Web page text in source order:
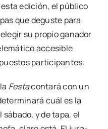
edi­ción, el públi­co
que degus­te para
su pro­pio gana­dor
acce­si­ble
par­ti­ci­pan­tes.
Fes­tacon­ta­rá con un
cuál es la
y de tapa, el